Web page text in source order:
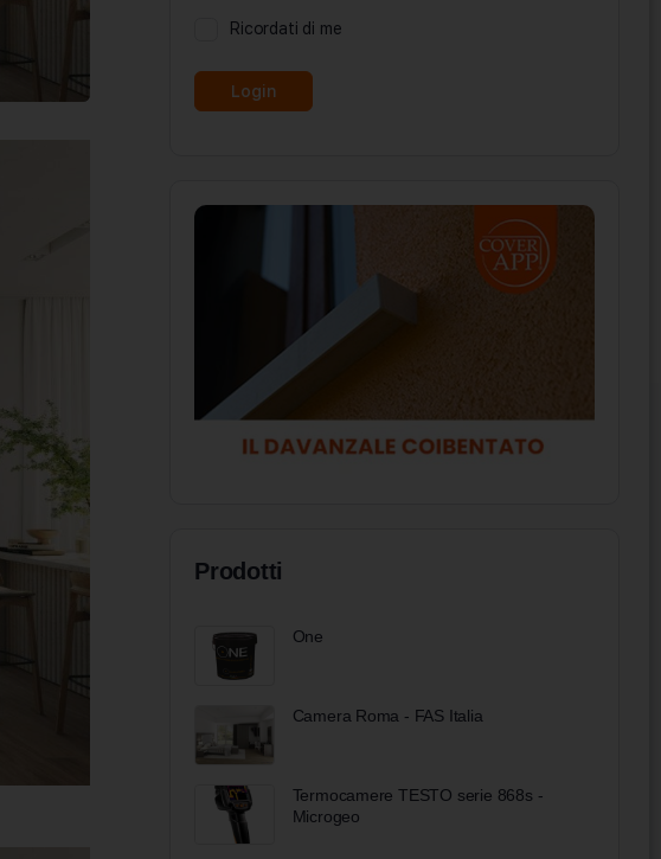
Ricordati di me
Prodotti
One
Camera Roma - FAS Italia
Termocamere TESTO serie 868s -
Microgeo